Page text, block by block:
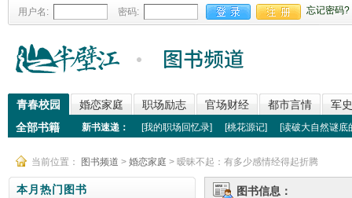
用户名: 密码: 忘记密码?
青春校园 婚恋家庭 职场励志 官场财经 都市言情
军
全部书籍
新书速递： [我的职场回忆录] [桃花源记] [读破大自然谜底
当前位置： 图书频道 > 婚恋家庭 > 暧昧不起：有多少感情经得起折腾
本月热门图书 图书信息：